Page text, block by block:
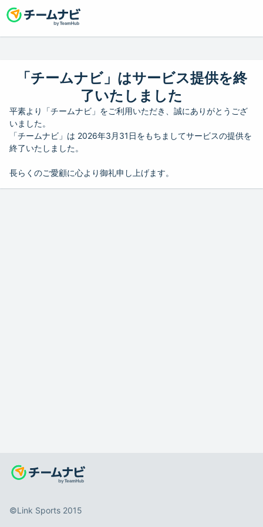
「チームナビ」はサービス提供を終
了いたしました
平素より「チームナビ」をご利用いただき、誠にありがとうござ
いました。
「チームナビ」は 2026年3月31日をもちましてサービスの提供を
終了いたしました。
長らくのご愛顧に心より御礼申し上げます。
©️Link Sports 2015